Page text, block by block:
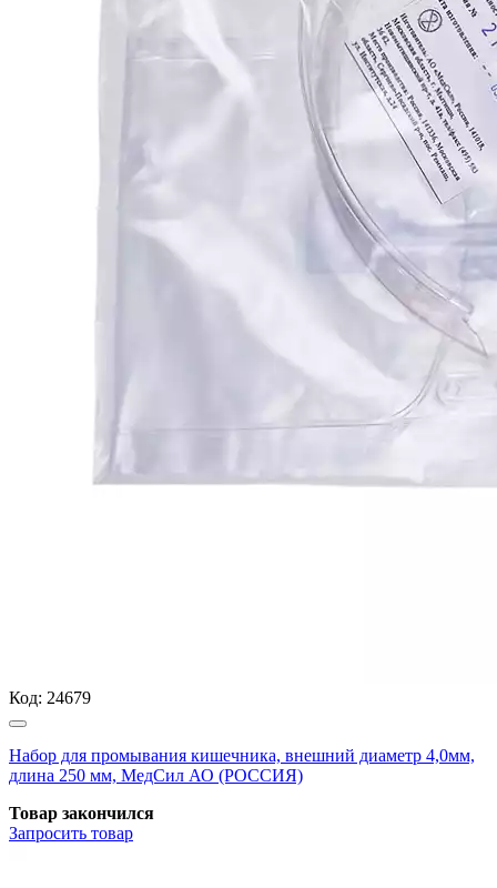
Код: 24679
Набор для промывания кишечника, внешний диаметр 4,0мм,
длина 250 мм, МедСил АО (РОССИЯ)
Товар закончился
Запросить товар